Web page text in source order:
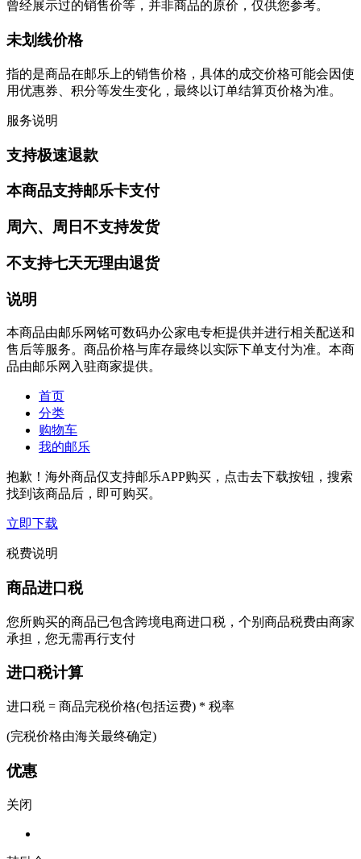
曾经展示过的销售价等，并非商品的原价，仅供您参考。
未划线价格
指的是商品在邮乐上的销售价格，具体的成交价格可能会因使
用优惠券、积分等发生变化，最终以订单结算页价格为准。
服务说明
支持极速退款
本商品支持邮乐卡支付
周六、周日不支持发货
不支持七天无理由退货
说明
本商品由邮乐网铭可数码办公家电专柜提供并进行相关配送和
售后等服务。商品价格与库存最终以实际下单支付为准。本商
品由邮乐网入驻商家提供。
首页
分类
购物车
我的邮乐
抱歉！海外商品仅支持邮乐APP购买，点击去下载按钮，搜索
找到该商品后，即可购买。
立即下载
税费说明
商品进口税
您所购买的商品已包含跨境电商进口税，个别商品税费由商家
承担，您无需再行支付
进口税计算
进口税 = 商品完税价格(包括运费) * 税率
(完税价格由海关最终确定)
优惠
关闭